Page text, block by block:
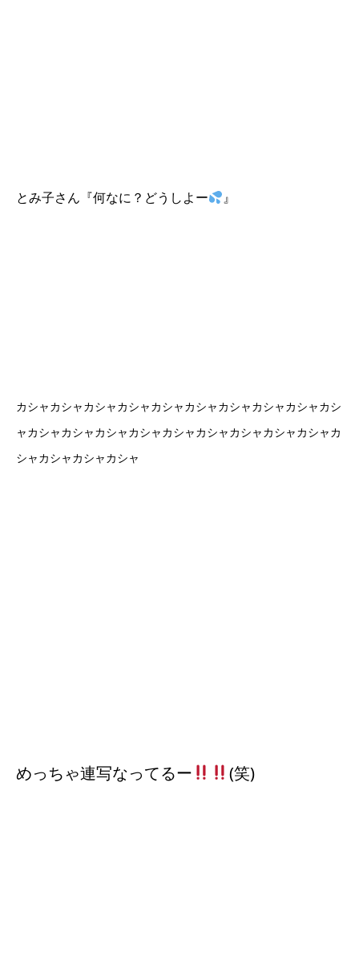
とみ子さん『何なに？どうしよー 』
カシャカシャカシャカシャカシャカシャカシャカシャカシャカシ
ャカシャカシャカシャカシャカシャカシャカシャカシャカシャカ
シャカシャカシャカシャ
めっちゃ連写なってるー (笑)